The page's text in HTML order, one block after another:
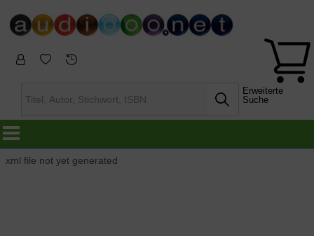
Erweiterte
Suche
xml file not yet generated